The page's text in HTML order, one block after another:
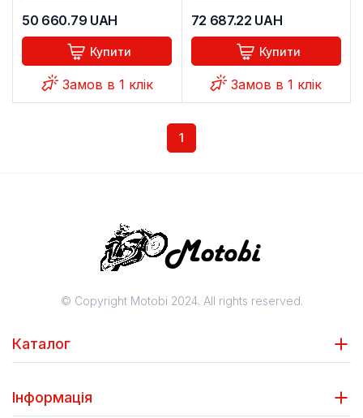
50 660.79 UAH
Купити
Замов в 1 клік
72 687.22 UAH
Купити
Замов в 1 клік
1
© Copyright Motobi 2024. All rights reserved.
Каталог
Інформація